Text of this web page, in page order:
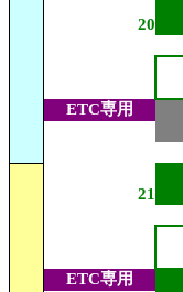
20
ETC専用
21
ETC専用